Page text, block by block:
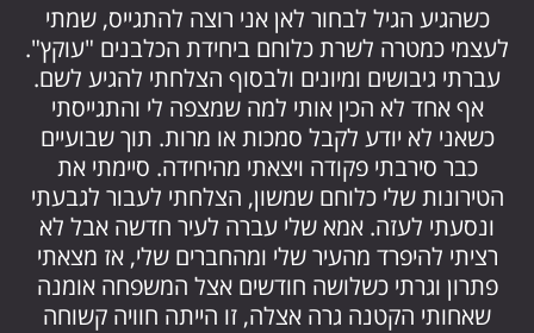
כשהגיע הגיל לבחור לאן אני רוצה להתגייס, שמתי
לעצמי כמטרה לשרת כלוחם ביחידת הכלבנים "עוקץ".
עברתי גיבושים ומיונים ולבסוף הצלחתי להגיע לשם.
אף אחד לא הכין אותי למה שמצפה לי והתגייסתי
כשאני לא יודע לקבל סמכות או מרות. תוך שבועיים
כבר סירבתי פקודה ויצאתי מהיחידה. סיימתי את
הטירונות שלי כלוחם שמשון, הצלחתי לעבור לגבעתי
ונסעתי לעזה. אמא שלי עברה לעיר חדשה אבל לא
רציתי להיפרד מהעיר שלי ומהחברים שלי, אז מצאתי
פתרון וגרתי כשלושה חודשים אצל המשפחה אומנה
שאחותי הקטנה גרה אצלה, זו הייתה חוויה קשוחה